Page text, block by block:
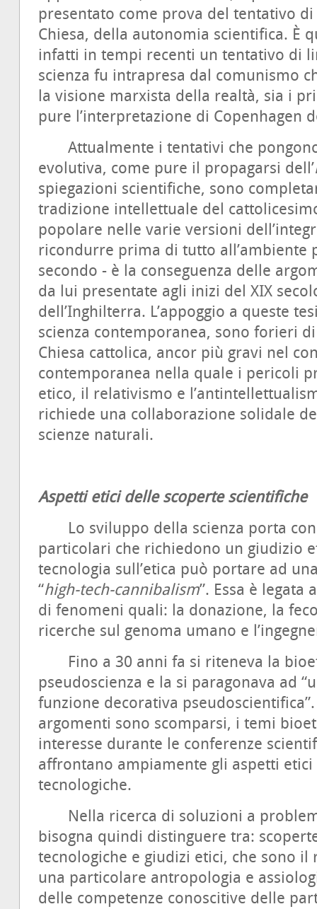
presentato come prova del tentativo
Chiesa, della autonomia scientifica. È
infatti in tempi recenti un tentativo di
scienza fu intrapresa dal comunismo
la visione marxista della realtà, sia i
pure l’interpretazione di Copenhagen
Attualmente i tentativi che
evolutiva, come pure il propagarsi dell’
spiegazioni scientifiche, sono
tradizione intellettuale del
popolare nelle varie versioni
ricondurre prima di tutto all’ambiente
secondo - è la conseguenza delle
da lui presentate agli inizi del XIX
dell’Inghilterra. L’appoggio a queste
scienza contemporanea, sono forieri
Chiesa cattolica, ancor più gravi nel
contemporanea nella quale i pericoli
etico, il relativismo e
richiede una collaborazione solidale
scienze naturali.
Aspetti etici delle scoperte scientifiche
Lo sviluppo della scienza porta
particolari che richiedono un giudizio
tecnologia sull’etica può portare ad
“high-tech-cannibalism”. Essa è
di fenomeni quali: la donazione, la
ricerche sul genoma umano e
Fino a 30 anni fa si riteneva la
pseudoscienza e la si paragonava ad
funzione decorativa
argomenti sono scomparsi, i temi
interesse durante le conferenze
affrontano ampiamente gli aspetti
tecnologiche.
Nella ricerca di soluzioni a
bisogna quindi distinguere tra:
tecnologiche e giudizi etici, che sono il
una particolare antropologia e
delle competenze conoscitive delle